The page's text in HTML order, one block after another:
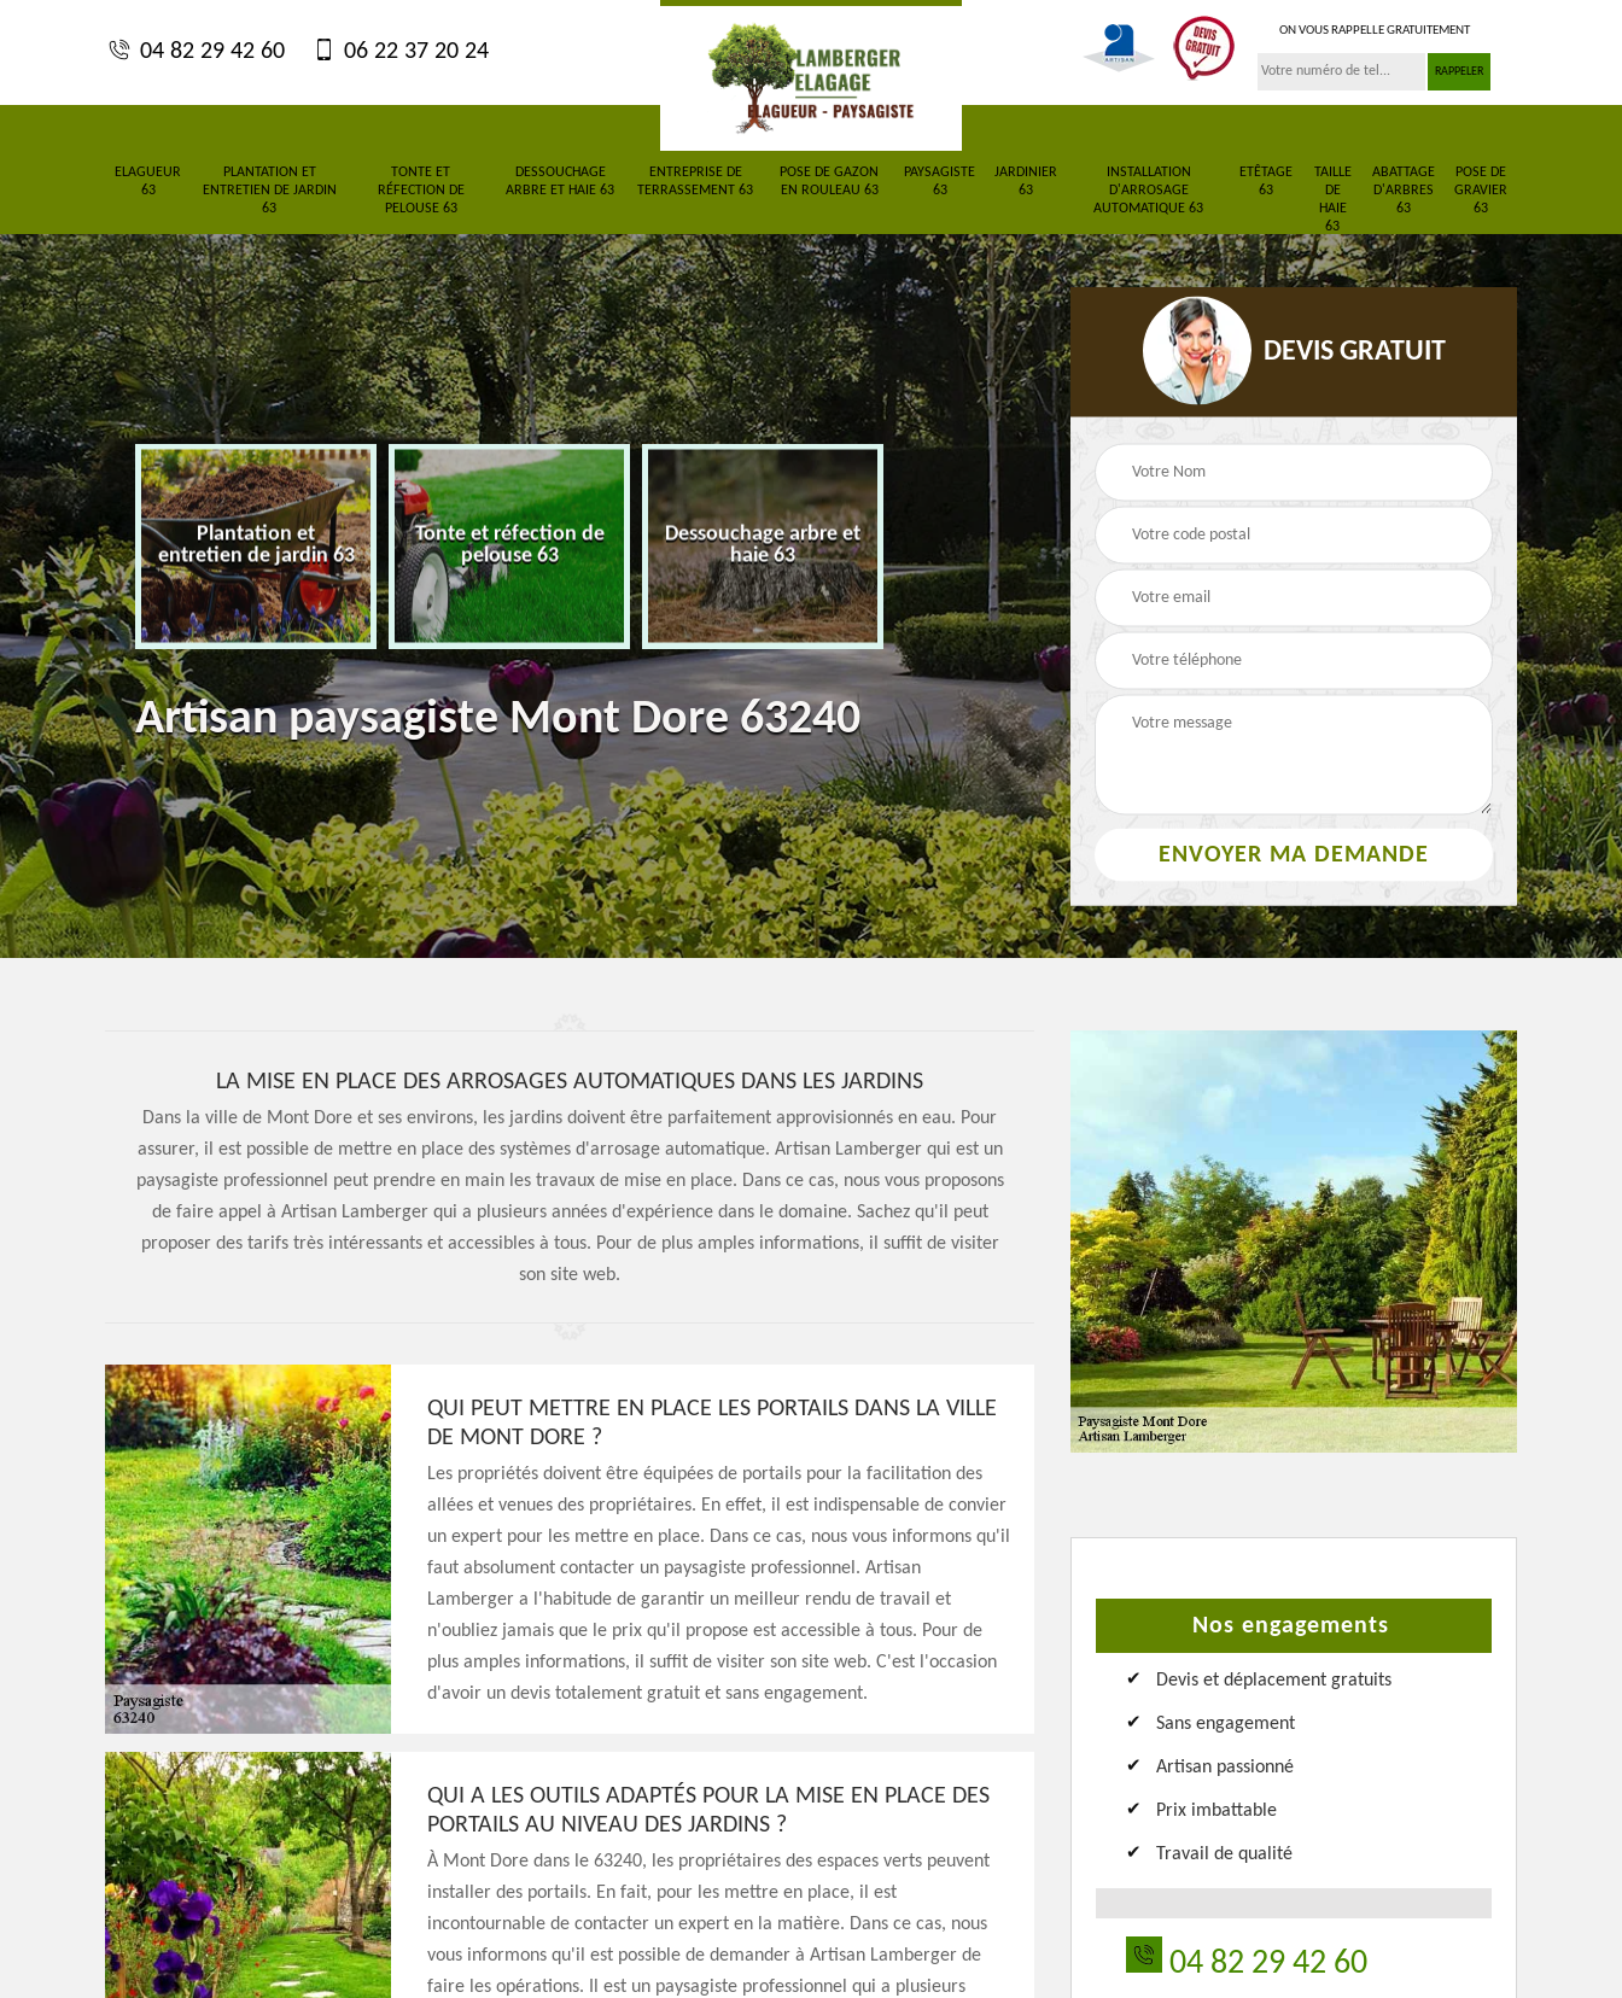
04 82 29 42 60 06 22 37 20 24
ON VOUS RAPPELLE GRATUITEMENT
ELAGUEUR
63
PLANTATION ET
ENTRETIEN DE JARDIN
63
TONTE ET
RÉFECTION DE
PELOUSE 63
DESSOUCHAGE
ARBRE ET HAIE 63
ENTREPRISE DE
TERRASSEMENT 63
POSE DE GAZON
EN ROULEAU 63
PAYSAGISTE
63
JARDINIER
63
INSTALLATION
D'ARROSAGE
AUTOMATIQUE 63
ETÊTAGE
63
TAILLE
DE
HAIE
63
ABATTAGE
D'ARBRES
63
POSE DE
GRAVIER
63
63
Plantation et
entretien de jardin 63
Tonte et réfection de
pelouse 63
Dessouchage arbre et
haie 63
Entreprise de
terrassement 63
Pose de gazon en
Paysagiste 63
Artisan paysagiste Mont Dore 63240
DEVIS GRATUIT
LA MISE EN PLACE DES ARROSAGES AUTOMATIQUES DANS LES JARDINS
Dans la ville de Mont Dore et ses environs, les jardins doivent être parfaitement approvisionnés en eau. Pour
assurer, il est possible de mettre en place des systèmes d'arrosage automatique. Artisan Lamberger qui est un
paysagiste professionnel peut prendre en main les travaux de mise en place. Dans ce cas, nous vous proposons
de faire appel à Artisan Lamberger qui a plusieurs années d'expérience dans le domaine. Sachez qu'il peut
proposer des tarifs très intéressants et accessibles à tous. Pour de plus amples informations, il suffit de visiter
son site web.
QUI PEUT METTRE EN PLACE LES PORTAILS DANS LA VILLE
DE MONT DORE ?
Les propriétés doivent être équipées de portails pour la facilitation des
allées et venues des propriétaires. En effet, il est indispensable de convier
un expert pour les mettre en place. Dans ce cas, nous vous informons qu'il
faut absolument contacter un paysagiste professionnel. Artisan
Lamberger a l'habitude de garantir un meilleur rendu de travail et
n'oubliez jamais que le prix qu'il propose est accessible à tous. Pour de
plus amples informations, il suffit de visiter son site web. C'est l'occasion
d'avoir un devis totalement gratuit et sans engagement.
QUI A LES OUTILS ADAPTÉS POUR LA MISE EN PLACE DES
PORTAILS AU NIVEAU DES JARDINS ?
À Mont Dore dans le 63240, les propriétaires des espaces verts peuvent
installer des portails. En fait, pour les mettre en place, il est
incontournable de contacter un expert en la matière. Dans ce cas, nous
vous informons qu'il est possible de demander à Artisan Lamberger de
faire les opérations. Il est un paysagiste professionnel qui a plusieurs
Nos engagements
Devis et déplacement gratuits
Sans engagement
Artisan passionné
Prix imbattable
Travail de qualité
04 82 29 42 60